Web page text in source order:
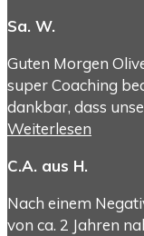
Sa. W.
Guten Morgen
super Coaching
dankbar, dass
Weiterlesen
C.A. aus H.
Nach einem
von ca. 2 Jahren